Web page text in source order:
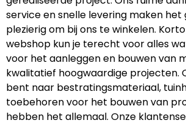
service en snelle levering maken het
plezierig om bij ons te winkelen.
webshop kun je terecht voor alles
voor het aanleggen en bouwen van
kwalitatief hoogwaardige projecten.
bent naar bestratingsmateriaal,
toebehoren voor het bouwen van
hebben het allemaal. Onze